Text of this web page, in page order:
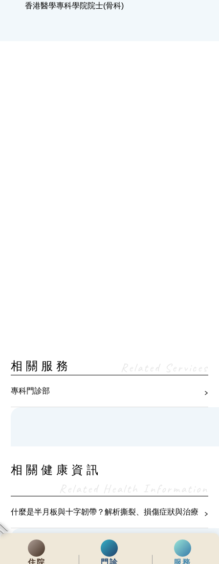
香港醫學專科學院院士(骨科)
相關服務 Related Services
專科門診部
相關健康資訊
Related Health Information
什麼是半月板與十字韌帶？解析撕裂、損傷症狀與治療
住院 門診 服務